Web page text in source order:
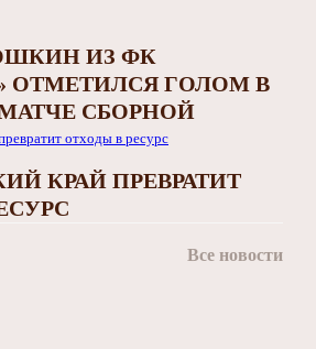
ИЗ ФК
ОТМЕТИЛСЯ ГОЛОМ В
СБОРНОЙ
КРАЙ ПРЕВРАТИТ
Все новости